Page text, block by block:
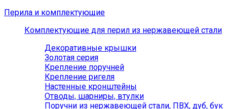
Перила и комплектующие
Комплектующие для перил из нержавеющей стали
Декоративные крышки
Золотая серия
Крепление поручней
Крепление ригеля
Настенные кронштейны
Отводы, шарниры, втулки
Поручни из нержавеющей стали, ПВХ, дуб, бук